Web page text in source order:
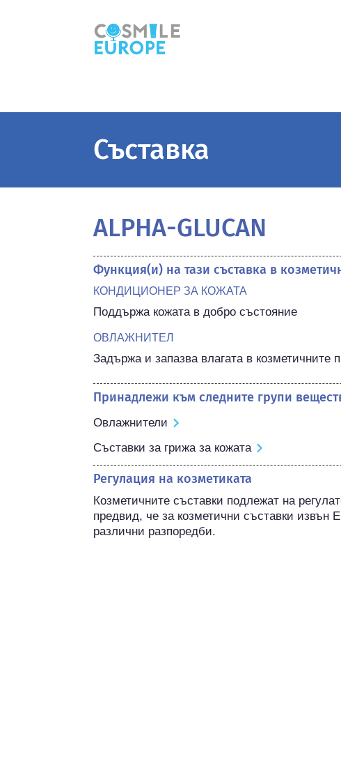
Съставка
ALPHA-GLUCAN
Функция(и) на тази съставка в
КОНДИЦИОНЕР ЗА КОЖАТА
Поддържа кожата в добро състояние
ОВЛАЖНИТЕЛ
Задържа и запазва влагата в козметичните
Принадлежи към следните групи
Овлажнители
Съставки за грижа за кожата
Регулация на козметиката
Козметичните съставки подлежат на
предвид, че за козметични съставки извън
различни разпоредби.